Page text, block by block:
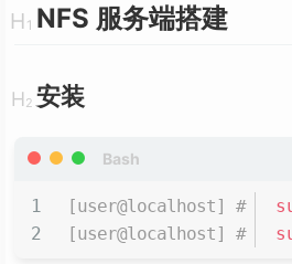
NFS 服务端搭建
安装